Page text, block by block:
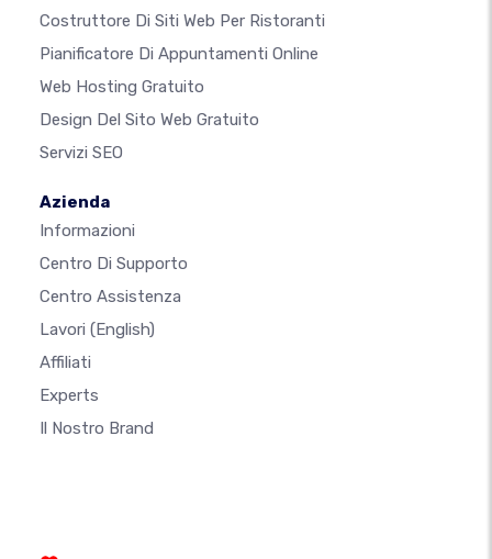
Costruttore Di Siti Web Per Ristoranti
Pianificatore Di Appuntamenti Online
Web Hosting Gratuito
Design Del Sito Web Gratuito
Servizi SEO
Azienda
Informazioni
Centro Di Supporto
Centro Assistenza
Lavori (English)
Affiliati
Experts
Il Nostro Brand